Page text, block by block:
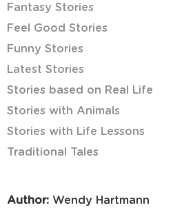
Author: Wendy Hartmann
Fantasy Stories
Feel Good Stories
Funny Stories
Latest Stories
Stories based on Real Life
Stories with Animals
Stories with Life Lessons
Traditional Tales